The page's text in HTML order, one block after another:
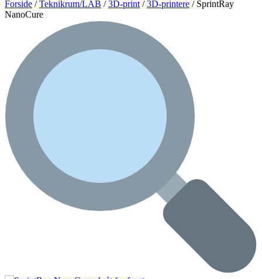
Forside /Teknikrum/LAB /3D-print /3D-printere / SprintRay
NanoCure